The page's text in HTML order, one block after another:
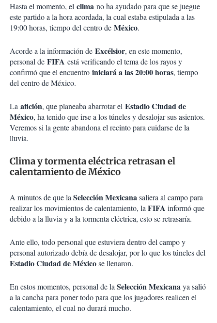
Hasta el momento, el clima no ha ayudado para que se juegue
este partido a la hora acordada, la cual estaba estipulada a las
19:00 horas, tiempo del centro de México.
Acorde a la información de Excélsior, en este momento,
personal de FIFA está verificando el tema de los rayos y
confirmó que el encuentro iniciará a las 20:00 horas, tiempo
del centro de México.
La afición, que planeaba abarrotar el Estadio Ciudad de
México, ha tenido que irse a los túneles y desalojar sus asientos.
Veremos si la gente abandona el recinto para cuidarse de la
lluvia.
Clima y tormenta eléctrica retrasan el
calentamiento de México
A minutos de que laSelección Mexicanasaliera al campo para
realizar los movimientos de calentamiento, laFIFA informó que
debido a la lluvia y a la tormenta eléctrica, esto se retrasaría.
Ante ello, todo personal que estuviera dentro del campo y
personal autorizado debía de desalojar, por lo que los túneles del
Estadio Ciudad de Méxicose llenaron.
En estos momentos, personal de laSelección Mexicanaya salió
a la cancha para poner todo para que los jugadores realicen el
calentamiento, el cual no durará mucho.